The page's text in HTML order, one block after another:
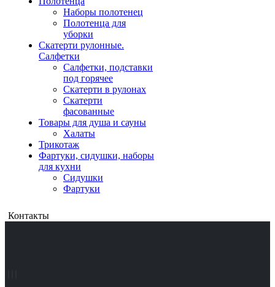
Наборы полотенец
Полотенца для
уборки
Скатерти рулонные.
Салфетки
Салфетки, подставки
под горячее
Скатерти в рулонах
Скатерти
фасованные
Товары для душа и сауны
Халаты
Трикотаж
Фартуки, сидушки, наборы
для кухни
Сидушки
Фартуки
Контакты